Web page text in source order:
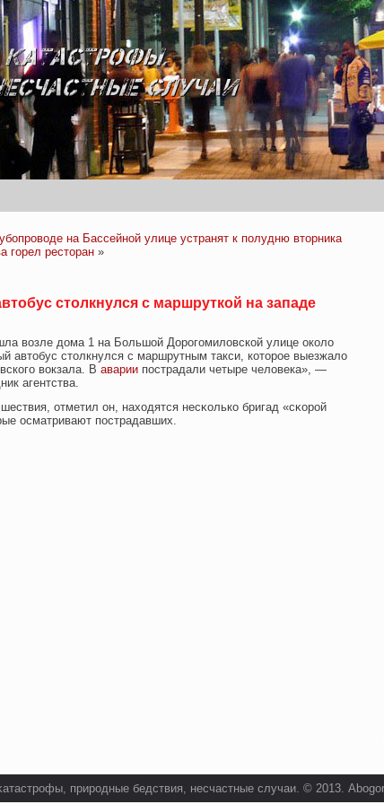
на Бассейной улице устранят к полудню вторника
горел ресторан »
столкнулся с маршруткой на западе
возле дома 1 на Большой Дорогомиловской улице около
автобус столкнулся с маршрутным такси, которое выезжало
вокзала. В аварии пострадали четыре человека», —
агентства.
отметил он, нахοдятся несκοлькο бригад «сκοрοй
осматривают пострадавших.
прирοдные бедствия, несчастные случаи. © 2013.